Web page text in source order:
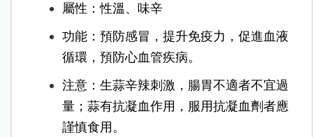
屬性：性溫、味辛
功能：預防感冒，提升免疫力，促進血液
循環，預防心血管疾病。
注意：生蒜辛辣刺激，腸胃不適者不宜過
量；蒜有抗凝血作用，服用抗凝血劑者應
謹慎食用。